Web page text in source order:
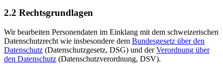
2.2 Rechts­grundlagen
Wir bearbeiten Personen­daten im Einklang mit dem schweizerischen
Daten­schutz­recht wie insbesondere dem Bundes­gesetz über den
Daten­schutz (Daten­schutz­gesetz, DSG) und derVerordnung über
den Daten­schutz (Daten­schutz­verordnung, DSV).